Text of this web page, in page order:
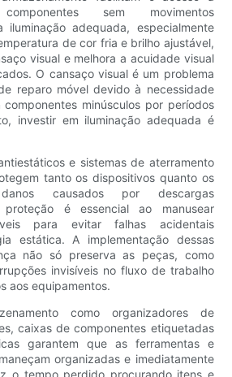
sem movimentos
iluminação adequada, especialmente
de cor fria e brilho ajustável,
visual e melhora a acuidade visual
O cansaço visual é um problema
reparo móvel devido à necessidade
minúsculos por períodos
investir em iluminação adequada é
e sistemas de aterramento
tanto os dispositivos quanto os
causados ​​por descargas
proteção é essencial ao manusear
para evitar falhas acidentais
estática. A implementação dessas
não só preserva as peças, como
invisíveis no fluxo de trabalho
aos equipamentos.
como organizadores de
caixas de componentes etiquetadas
garantem que as ferramentas e
organizadas e imediatamente
o tempo perdido procurando itens e